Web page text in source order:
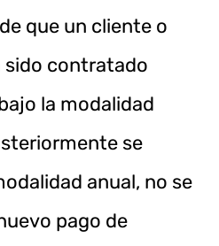
que un cliente o
sido contratado
la modalidad
se
anual, no se
pago de